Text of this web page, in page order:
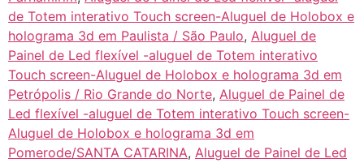
de Totem interativo Touch screen-Aluguel de Holobox e
holograma 3d em Paulista / São Paulo, Aluguel de
Painel de Led flexível -aluguel de Totem interativo
Touch screen-Aluguel de Holobox e holograma 3d em
Petrópolis / Rio Grande do Norte, Aluguel de Painel de
Led flexível -aluguel de Totem interativo Touch screen-
Aluguel de Holobox e holograma 3d em
Pomerode/SANTA CATARINA, Aluguel de Painel de Led